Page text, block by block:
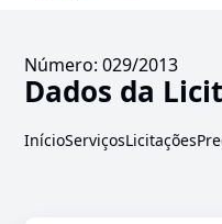
Número: 029/2013
Dados da
InícioServiçosLicitações